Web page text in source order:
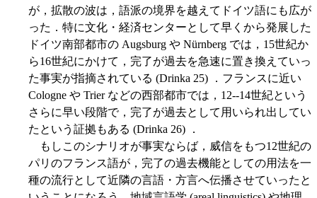
が，拡散の波は，語派の境界を越えてドイツ語にも広が
った．特に文化・経済センターとして早くから発展した
ドイツ南部都市の Augsburg や Nürnberg では，15世紀か
ら16世紀にかけて，完了が過去を急速に置き換えていっ
た事実が指摘されている (Drinka 25) ．フランスに近い
Cologne や Trier などの西部都市では，12--14世紀という
さらに早い段階で，完了が過去として用いられ出してい
たという証拠もある (Drinka 26) ．
もしこのシナリオが事実ならば，威信をもつ12世紀の
パリのフランス語が，完了の過去機能としての用法を一
種の流行として近隣の言語・方言へ伝播させていったと